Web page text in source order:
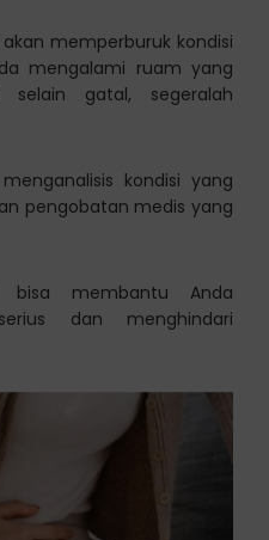
memperburuk kondisi
mengalami ruam yang
selain gatal, segeralah
kondisi yang
pengobatan medis yang
bisa membantu Anda
dan menghindari